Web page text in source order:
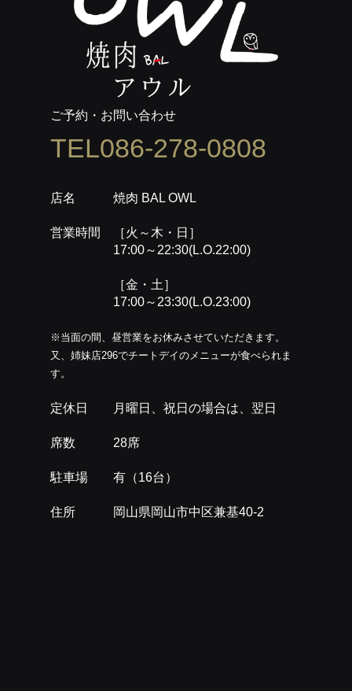
ご予約・お問い合わせ
TEL086-278-0808
店名 焼肉 BAL OWL
営業時間 ［火～木・日］
17:00～22:30(L.O.22:00)
［金・土］
17:00～23:30(L.O.23:00)
※当面の間、昼営業をお休みさせていただきます。
又、姉妹店296でチートデイのメニューが食べられま
す。
定休日 月曜日、祝日の場合は、翌日
席数 28席
駐車場 有（16台）
住所 岡山県岡山市中区兼基40-2